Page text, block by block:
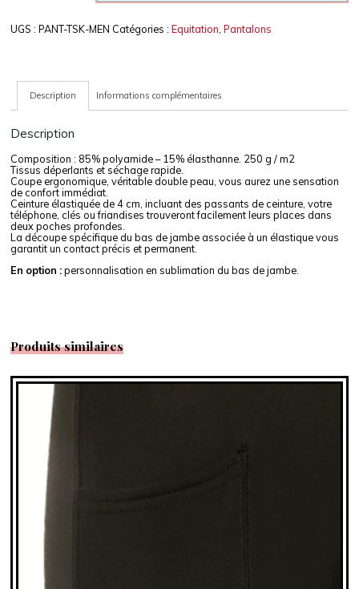
UGS : PANT-TSK-MEN Catégories : Equitation, Pantalons
Description Informations complémentaires
Description
Composition : 85% polyamide – 15% élasthanne. 250 g / m2
Tissus déperlants et séchage rapide.
Coupe ergonomique, véritable double peau, vous aurez une sensation
de confort immédiat.
Ceinture élastiquée de 4 cm, incluant des passants de ceinture, votre
téléphone, clés ou friandises trouveront facilement leurs places dans
deux poches profondes.
La découpe spécifique du bas de jambe associée à un élastique vous
garantit un contact précis et permanent.
En option :personnalisation en sublimation du bas de jambe.
Produits similaires